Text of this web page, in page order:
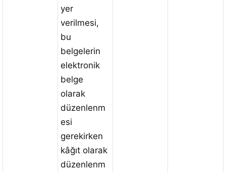
yer
verilmesi,
bu
belgelerin
elektronik
belge
olarak
düzenlenm
esi
gerekirken
kâğıt olarak
düzenlenm